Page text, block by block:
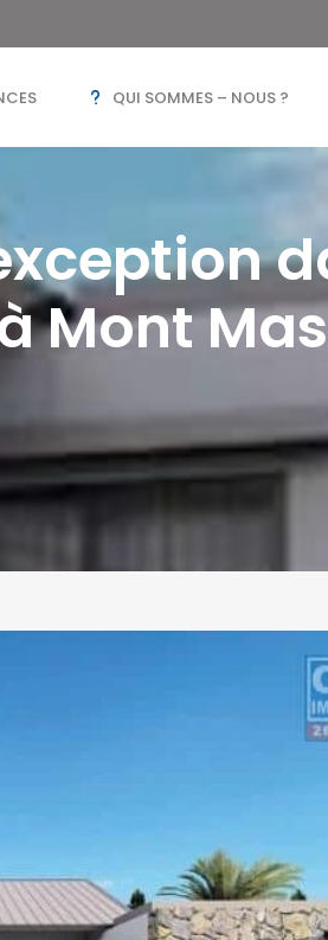
QUI SOMMES – NOUS ?
Mont